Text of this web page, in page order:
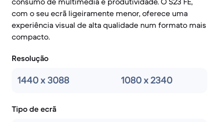
com o seu ecrã ligeiramente menor, oferece uma
experiência visual de alta qualidade num formato mais
compacto.
Resolução
1440 x 3088 1080 x 2340
Tipo de ecrã